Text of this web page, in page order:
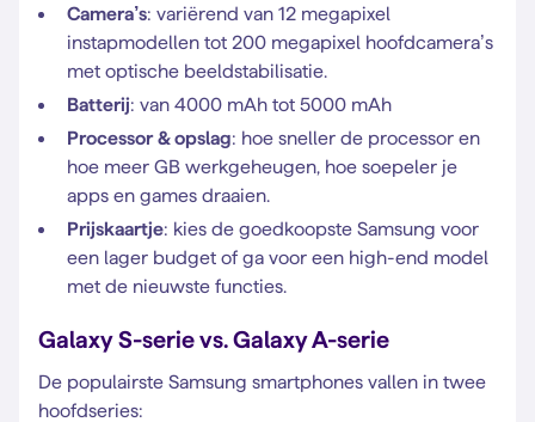
Camera’s: variërend van 12 megapixel
instapmodellen tot 200 megapixel hoofdcamera’s
met optische beeldstabilisatie.
Batterij: van 4000 mAh tot 5000 mAh
Processor & opslag: hoe sneller de processor en
hoe meer GB werkgeheugen, hoe soepeler je
apps en games draaien.
Prijskaartje: kies de goedkoopste Samsung voor
een lager budget of ga voor een high-end model
met de nieuwste functies.
Galaxy S-serie vs. Galaxy A-serie
De populairste Samsung smartphones vallen in twee
hoofdseries: